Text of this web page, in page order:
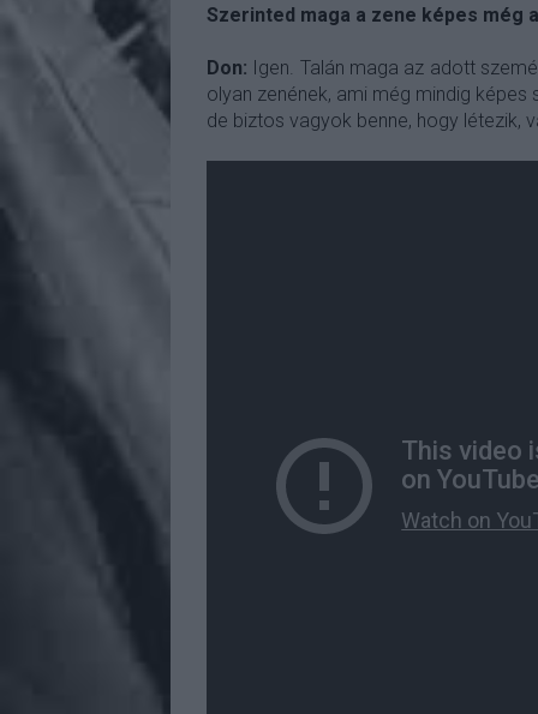
Szerinted maga a zene képes még
Don: Igen. Talán maga az adott
olyan zenének, ami még mindig
de biztos vagyok benne, hogy létezik,